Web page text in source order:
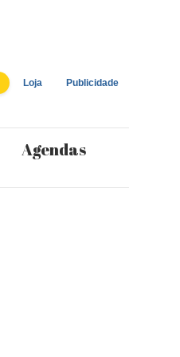
Loja Publicidade
Agendas